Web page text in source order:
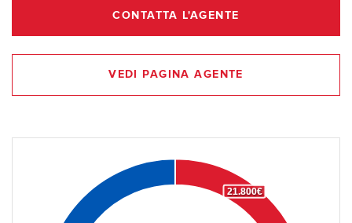
CONTATTA L'AGENTE
VEDI PAGINA AGENTE
21.800€